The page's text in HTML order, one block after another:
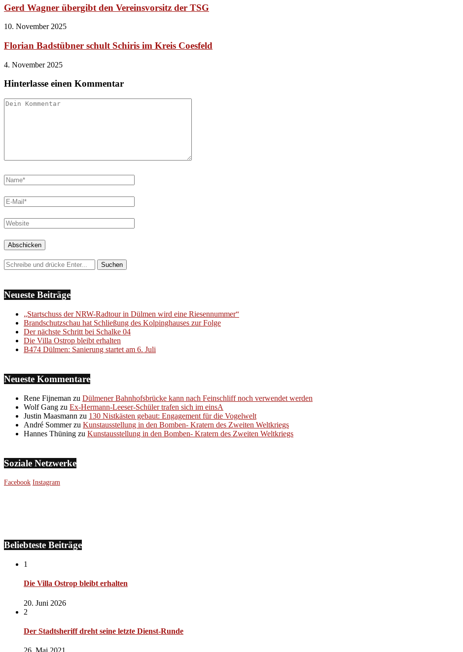
Gerd Wagner übergibt den Vereinsvorsitz der TSG
10. November 2025
Florian Badstübner schult Schiris im Kreis Coesfeld
4. November 2025
Hinterlasse einen Kommentar
Neueste Beiträge
„Startschuss der NRW-Radtour in Dülmen wird eine Riesennummer“
Brandschutzschau hat Schließung des Kolpinghauses zur Folge
Der nächste Schritt bei Schalke 04
Die Villa Ostrop bleibt erhalten
B474 Dülmen: Sanierung startet am 6. Juli
Neueste Kommentare
Rene Fijneman zu Dülmener Bahnhofsbrücke kann nach Feinschliff noch verwendet werden
Wolf Gang zu Ex-Hermann-Leeser-Schüler trafen sich im einsA
Justin Maasmann zu 130 Nistkästen gebaut: Engagement für die Vogelwelt
André Sommerzu Kunstausstellung in den Bomben- Kratern des Zweiten Weltkriegs
Hannes Thüning zu Kunstausstellung in den Bomben- Kratern des Zweiten Weltkriegs
Soziale Netzwerke
Facebook Instagram
Beliebteste Beiträge
1
Die Villa Ostrop bleibt erhalten
20. Juni 2026
2
Der Stadtsheriff dreht seine letzte Dienst-Runde